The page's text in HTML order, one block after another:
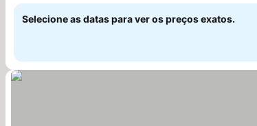
Selecione as datas para ver os preços exatos.